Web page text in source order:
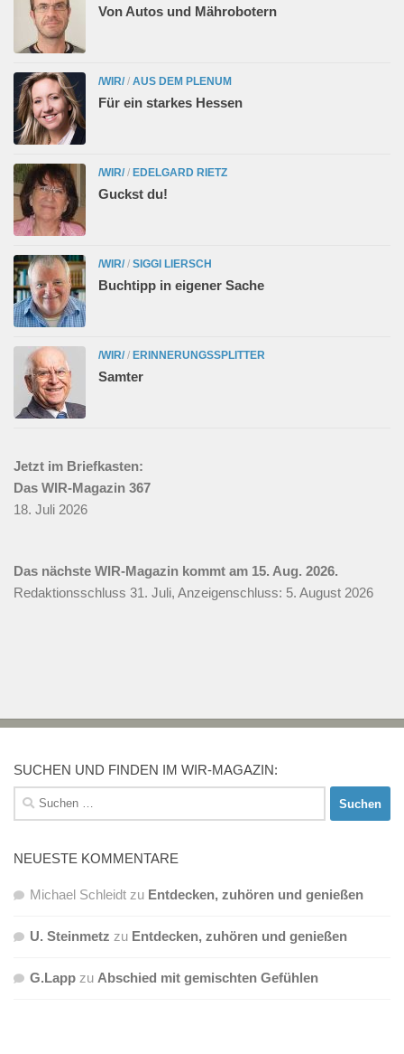
Von Autos und Mährobotern
/WIR/ / AUS DEM PLENUM
Für ein starkes Hessen
/WIR/ / EDELGARD RIETZ
Guckst du!
/WIR/ / SIGGI LIERSCH
Buchtipp in eigener Sache
/WIR/ / ERINNERUNGSSPLITTER
Samter
Jetzt im Briefkasten:
Das WIR-Magazin 367
18. Juli 2026
Das nächste WIR-Magazin kommt am 15. Aug. 2026.
Redaktionsschluss 31. Juli, Anzeigenschluss: 5. August 2026
SUCHEN UND FINDEN IM WIR-MAGAZIN:
Suchen
nach:
NEUESTE KOMMENTARE
Michael Schleidt zu Entdecken, zuhören und genießen
U. Steinmetz zu Entdecken, zuhören und genießen
G.Lapp zu Abschied mit gemischten Gefühlen